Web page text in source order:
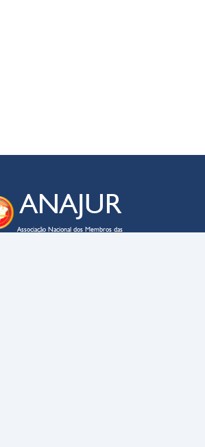
ANAJUR
Associação Nacional dos Membros das